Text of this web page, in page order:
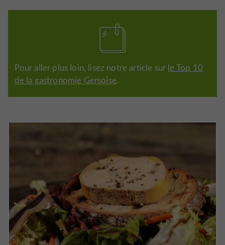
Pour aller plus loin, lisez notre article sur le Top 10
de la gastronomie Gersoise.